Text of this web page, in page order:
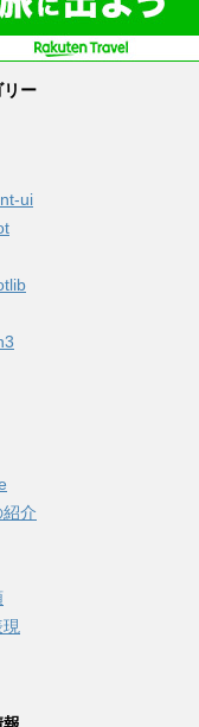
リー
ui
介
報